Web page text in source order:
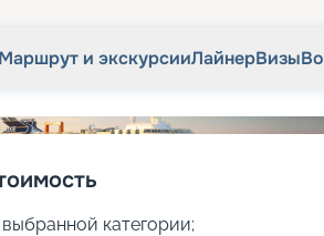
Маршрут и экскурсииЛайнерВизы
категории;